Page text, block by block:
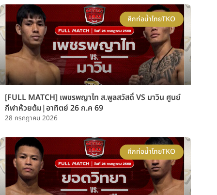
ศึกท่อน้ำไทยTKO
[FULL MATCH] เพชรพญาไท ส.พูลสวัสดิ์ VS มาวิน ศูนย์
กีฬาห้วยต้ม|อาทิตย์ 26 ก.ค 69
28 กรกฎาคม 2026
ศึกท่อน้ำไทยTKO